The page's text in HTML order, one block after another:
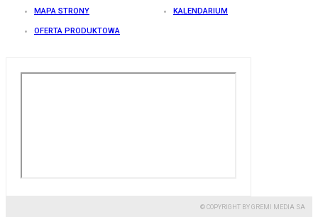
MAPA STRONY KALENDARIUM
OFERTA PRODUKTOWA
© COPYRIGHT BY GREMI MEDIA SA